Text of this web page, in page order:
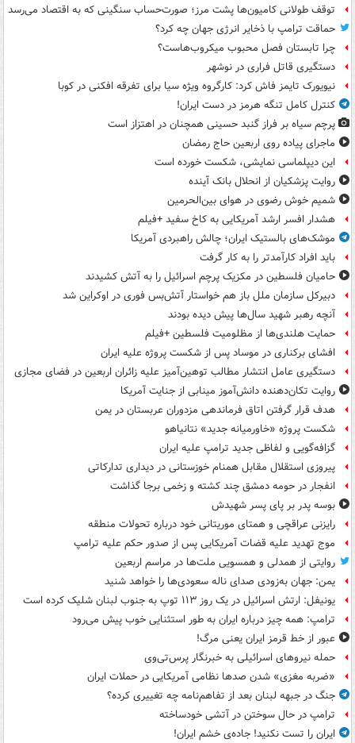
توقف طولانی کامیون‌ها پشت مرز؛ صورت‌حساب سنگینی که به اقتصاد می‌رسد
حماقت ترامپ با ذخایر انرژی جهان چه کرد؟
چرا تابستان فصل محبوب میکروب‌هاست؟
دستگیری قاتل فراری در نوشهر
نیویورک تایمز فاش کرد: کارگروه ویژه سیا برای تفرقه افکنی در کوبا
کنترل کامل تنگه هرمز در دست ایران!
پرچم سیاه بر فراز گنبد حسینی همچنان در اهتزاز است
ماجرای پیاده روی اربعین حاج رمضان
این دیپلماسی نمایشی، شکست خورده است
روایت پزشکیان از انحلال بانک آینده
شمیم خوش رضوی در هوای بین‌الحرمین
هشدار افسر ارشد آمریکایی به کاخ سفید +فیلم
موشک‌های بالستیک ایران؛ چالش راهبردی آمریکا
باید افراد کارآمدتر را به کار گرفت
حامیان فلسطین در مکزیک پرچم اسرائیل را به آتش کشیدند
دبیرکل سازمان ملل باز هم خواستار آتش‌بس فوری در اوکراین شد
آنچه رهبر شهید سال‌ها پیش دیده بودند
حمایت هلندی‌ها از مظلومیت فلسطین +فیلم
افشای برکناری در موساد پس از شکست پروژه علیه ایران
دستگیری عامل انتشار مطالب توهین‌آمیز علیه زائران اربعین در فضای مجازی
روایت تکان‌دهنده دانش‌آموز مینابی از جنایت آمریکا
هدف قرار گرفتن اتاق‌ فرماندهی مزدوران عربستان در یمن
شکست پروژه «خاورمیانه جدید» نتانیاهو
گزافه‌گویی و لفاظی جدید ترامپ علیه ایران
پیروزی استقلال مقابل همنام خوزستانی در دیداری تدارکاتی
انفجار در حومه دمشق چند کشته و زخمی برجا گذاشت
بوسه‌ پدر بر پای پسر شهیدش
رایزنی عراقچی و همتای موریتانی خود درباره تحولات منطقه
موج تهدید علیه قضات آمریکایی پس از صدور حکم علیه ترامپ
روایتی از همدلی و همسویی ملت‌ها در مراسم اربعین
یمن: جهان به‌زودی صدای ناله سعودی‌ها را خواهد شنید
یونیفل: ارتش اسرائیل در یک روز ۱۱۳ توپ به جنوب لبنان شلیک کرده است
ترامپ: همه چیز درباره ایران به طور استثنایی خوب پیش می‌رود
عبور از خط قرمز ایران یعنی مرگ!
حمله نیروهای اسرائیلی به خبرنگار پرس‌تی‌وی
«ضربه مغزی» شدن صدها نظامی آمریکایی در حملات ایران
جنگ در جبهه لبنان بعد از تفاهم‌نامه چه تغییری کرده؟
ترامپ در حال سوختن در آتشی خودساخته
ایران را تست نکنید! جاده‌ی خشم ایران!